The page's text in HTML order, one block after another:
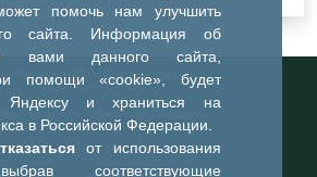
помочь нам улучшить
сайта. Информация об
вами данного сайта,
помощи «cookie», будет
Яндексу и храниться на
в Российской Федерации.
от использования
соответствующие
портал города
Тобольска
материалов ссылка на
портал обязательна
©2023-2026